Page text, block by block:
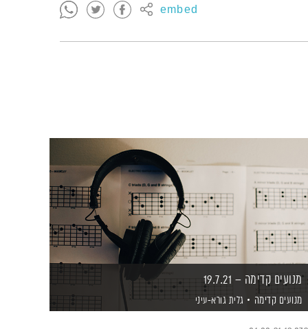
embed
מנועים קדימה – 19.7.21
מנועים קדימה גלית גורא-עיני